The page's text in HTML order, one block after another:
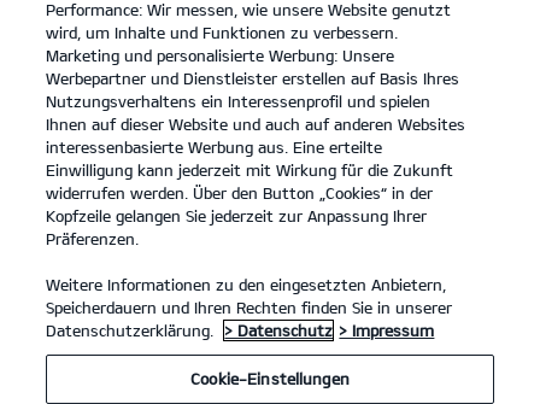
Kia EV9 Elektromotor, 283 kW, AWD GT-line Launch Edition
(Strom/Reduktionsgetriebe); 283 kW (385 PS): Stromverbrauch
kombiniert 22,8 kWh/100 km; CO₂-Emission kombiniert 0 g/km;
CO₂-Klasse A. Bis zu 505 km Reichweite.1
Statische und bewegte Bilder werden hier nur zu
Illustrationszwecken verwendet. Das Endprodukt kann von den
zum EV9 sind vorläufig und beziehen sich auf den
internationalen Markt.
Performance: Wir messen, wie unsere Website genutzt
wird, um Inhalte und Funktionen zu verbessern.
Marketing und personalisierte Werbung: Unsere
Werbepartner und Dienstleister erstellen auf Basis Ihres
Nutzungsverhaltens ein Interessenprofil und spielen
Ihnen auf dieser Website und auch auf anderen Websites
interessenbasierte Werbung aus. Eine erteilte
Einwilligung kann jederzeit mit Wirkung für die Zukunft
widerrufen werden. Über den Button „Cookies“ in der
Kopfzeile gelangen Sie jederzeit zur Anpassung Ihrer
Präferenzen.
Weitere Informationen zu den eingesetzten Anbietern,
Speicherdauern und Ihren Rechten finden Sie in unserer
Datenschutzerklärung.
> Datenschutz > Impressum
Cookie-Einstellungen